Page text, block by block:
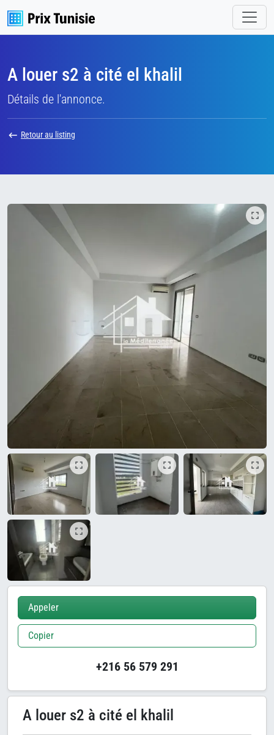
A louer s2 à cité el khalil
Détails de l'annonce.
Retour au listing
Appeler
Copier
+216 56 579 291
A louer s2 à cité el khalil